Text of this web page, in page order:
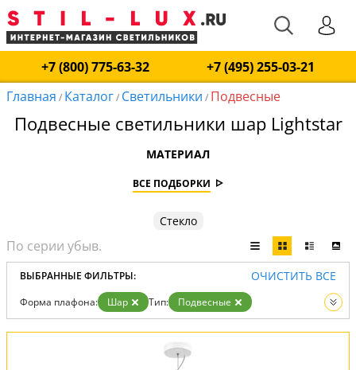
+7 (800) 775-63-32
+7 (495) 255-03-21
Главная / Каталог/ Светильники / Подвесные
Подвесные светильники шар Lightstar
МАТЕРИАЛ
ВСЕ ПОДБОРКИ
Стекло
ВЫБРАННЫЕ ФИЛЬТРЫ: ОЧИСТИТЬ ВСЕ
Форма плафона: Шар Тип:
Подвесные
Вид:
Светильники